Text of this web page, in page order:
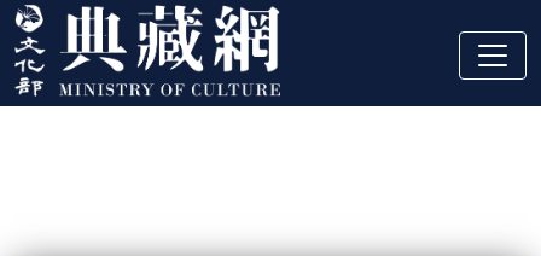
跳到主要內容
:::